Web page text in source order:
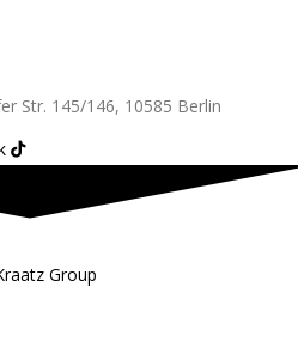
Str. 145/146, 10585 Berlin
Group